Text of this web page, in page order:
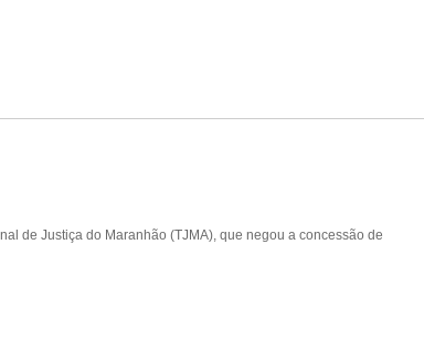
de Justiça do Maranhão (TJMA), que negou a concessão de